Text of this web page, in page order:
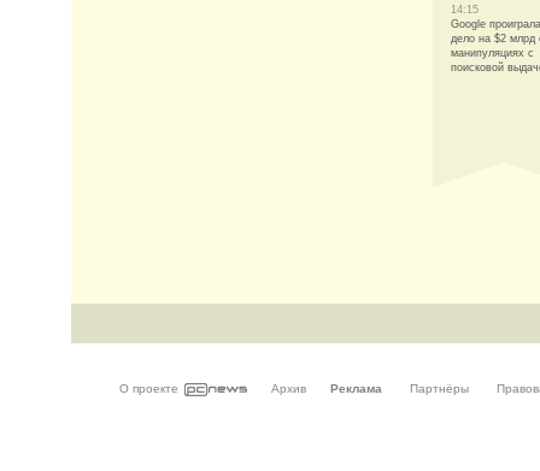
14:15
Google проиграла
дело на $2 млрд
манипуляциях с
поисковой
О проекте Архив Реклама Партнёры